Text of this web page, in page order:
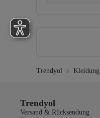
Trendyol Kleidung
Trendyol
Versand & Rücksendung